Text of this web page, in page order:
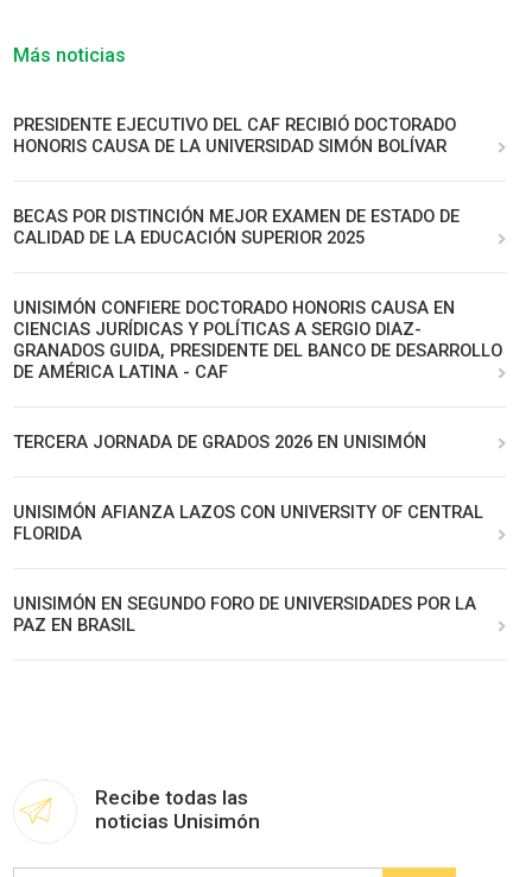
Más noticias
PRESIDENTE EJECUTIVO DEL CAF RECIBIÓ DOCTORADO
HONORIS CAUSA DE LA UNIVERSIDAD SIMÓN BOLÍVAR
BECAS POR DISTINCIÓN MEJOR EXAMEN DE ESTADO DE
CALIDAD DE LA EDUCACIÓN SUPERIOR 2025
UNISIMÓN CONFIERE DOCTORADO HONORIS CAUSA EN
CIENCIAS JURÍDICAS Y POLÍTICAS A SERGIO DIAZ-
GRANADOS GUIDA, PRESIDENTE DEL BANCO DE DESARROLLO
DE AMÉRICA LATINA - CAF
TERCERA JORNADA DE GRADOS 2026 EN UNISIMÓN
UNISIMÓN AFIANZA LAZOS CON UNIVERSITY OF CENTRAL
FLORIDA
UNISIMÓN EN SEGUNDO FORO DE UNIVERSIDADES POR LA
PAZ EN BRASIL
Recibe todas las
noticias Unisimón